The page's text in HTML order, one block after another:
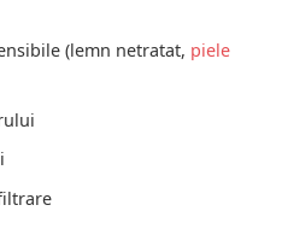
(lemn netratat, piele